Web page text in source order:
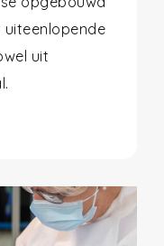
uit